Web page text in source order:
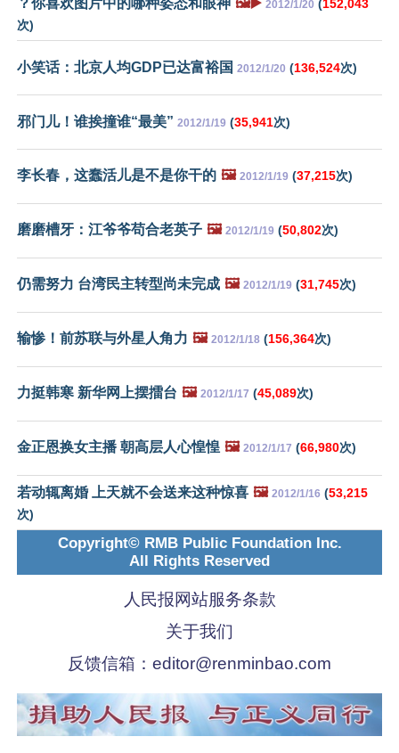
？你喜欢图片中的哪种姿态和眼神 🖼️▶️ 2012/1/20 (152,043
次)
小笑话：北京人均GDP已达富裕国 2012/1/20 (136,524次)
邪门儿！谁挨撞谁“最美” 2012/1/19 (35,941次)
李长春，这蠢活儿是不是你干的 🖼️ 2012/1/19 (37,215次)
磨磨槽牙：江爷爷苟合老英子 🖼️ 2012/1/19 (50,802次)
仍需努力 台湾民主转型尚未完成 🖼️ 2012/1/19 (31,745次)
输惨！前苏联与外星人角力 🖼️ 2012/1/18 (156,364次)
力挺韩寒 新华网上摆擂台 🖼️ 2012/1/17 (45,089次)
金正恩换女主播 朝高层人心惶惶 🖼️ 2012/1/17 (66,980次)
若动辄离婚 上天就不会送来这种惊喜 🖼️ 2012/1/16 (53,215
次)
Copyright© RMB Public Foundation Inc.
All Rights Reserved
人民报网站服务条款
关于我们
反馈信箱： editor@renminbao.com